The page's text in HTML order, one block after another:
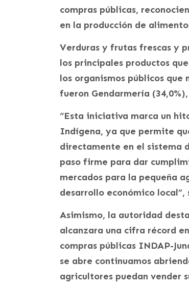
compras públicas,
en la producción de
Verduras y frutas frescas y
los principales productos
los organismos públicos
fueron Gendarmería
“Esta iniciativa marca un
Indígena, ya que permite
directamente en el sistema
paso firme para dar
mercados para la pequeña
desarrollo económico
Asimismo, la autoridad
alcanzara una cifra récord
compras públicas INDAP-
se abre continuamos
agricultores puedan vender